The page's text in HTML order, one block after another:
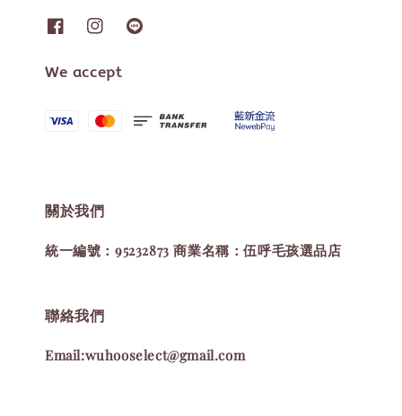
We accept
關於我們
統一編號：95232873 商業名稱：伍呼毛孩選品店
聯絡我們
Email:wuhooselect@gmail.com